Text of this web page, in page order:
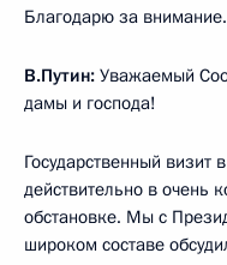
Благодарю за внимание.
В.Путин: Уважаемый
дамы и господа!
Государственный визит
действительно в очень
обстановке. Мы с
широком составе